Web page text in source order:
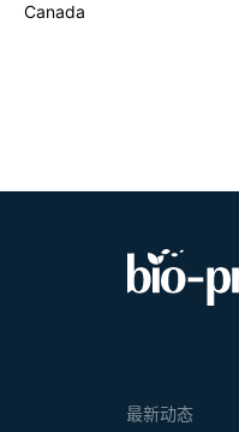
Canada
最新动态